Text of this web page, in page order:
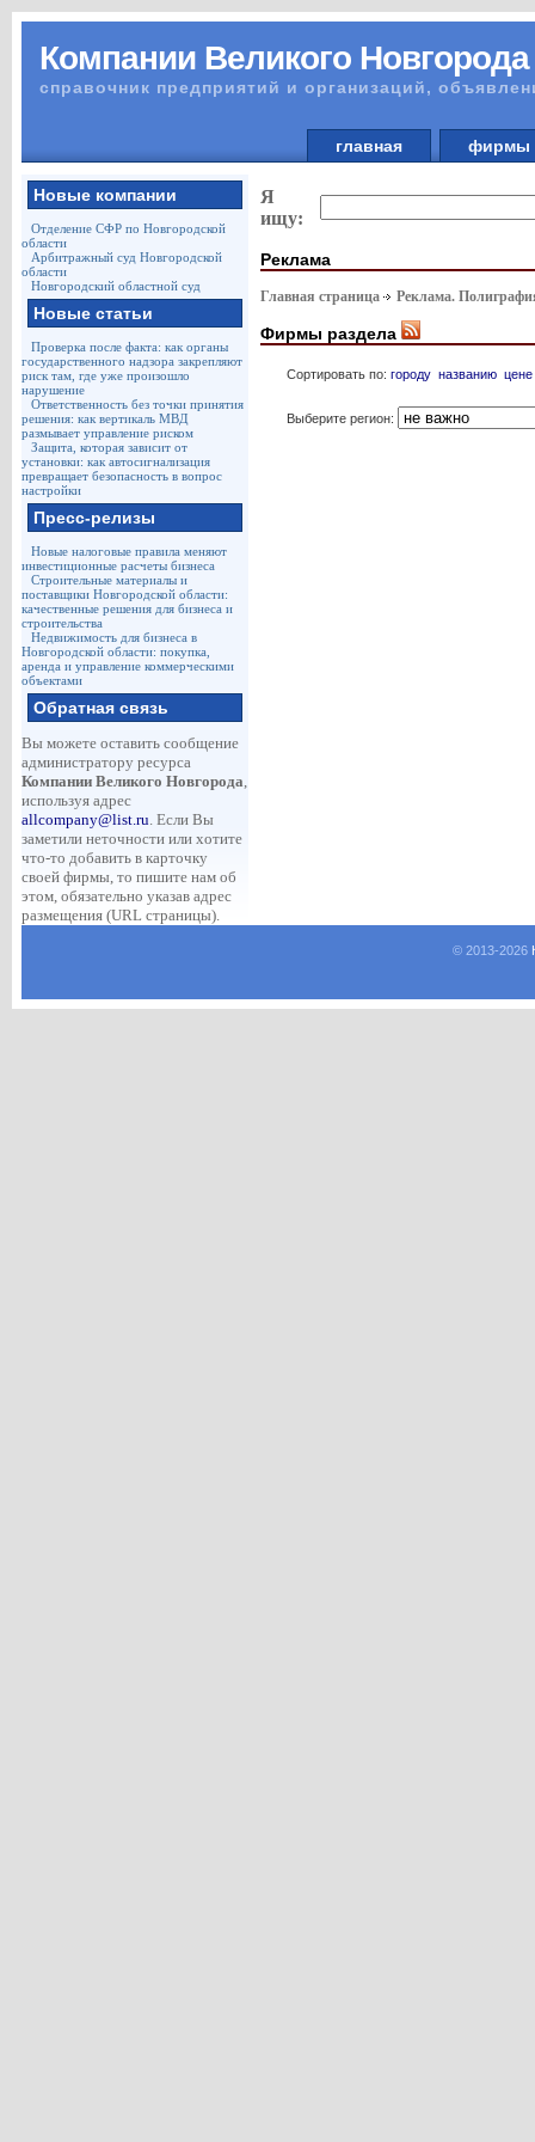
Компании Великого Новгорода
справочник предприятий и организаций,
главная
Новые компании
Отделение СФР по Новгородской
области
Арбитражный суд Новгородской
области
Новгородский областной суд
Новые статьи
Проверка после факта: как органы
государственного надзора закрепляют
риск там, где уже произошло
нарушение
Ответственность без точки принятия
решения: как вертикаль МВД
размывает управление риском
Защита, которая зависит от
установки: как автосигнализация
превращает безопасность в вопрос
настройки
Пресс-релизы
Новые налоговые правила меняют
инвестиционные расчеты бизнеса
Строительные материалы и
поставщики Новгородской области:
качественные решения для бизнеса и
строительства
Недвижимость для бизнеса в
Новгородской области: покупка,
аренда и управление коммерческими
объектами
Обратная связь
Вы можете оставить сообщение
администратору ресурса
Компании Великого Новгорода,
используя адрес
allcompany@list.ru. Если Вы
заметили неточности или хотите
что-то добавить в карточку
своей фирмы, то пишите нам об
этом, обязательно указав адрес
размещения (URL страницы).
Я
ищу:
Реклама
Главная страница Реклама.
Фирмы раздела
Сортировать по: городу названию цене
Выберите регион:
© 2013-2026